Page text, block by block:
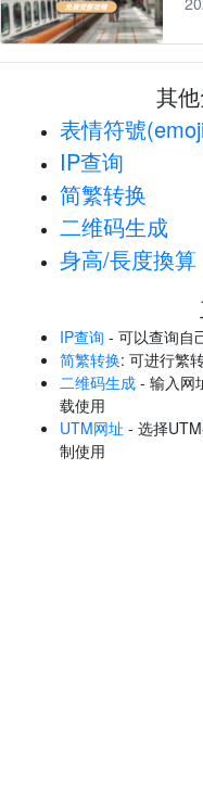
其
表情符號
IP查询
简繁转换
二维码生成
身高/長度換算
IP查询 - 可以查询自
简繁转换: 可进行繁
二维码生成 - 输入网
载使用
UTM网址 - 选择
制使用